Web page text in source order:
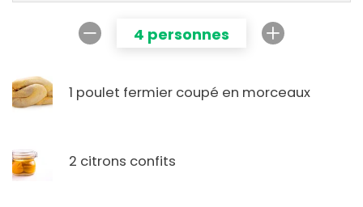
4 personnes
1 poulet fermier coupé en morceaux
2 citrons confits